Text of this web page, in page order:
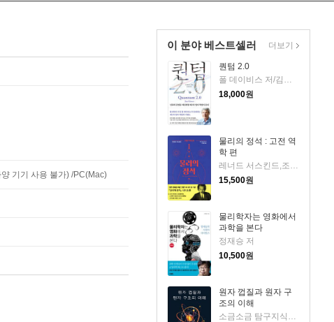
이 분야 베스트셀러
퀀텀 2.0
폴 데이비스 저/김영태 역
18,000원
물리의 정석 : 고전 역
학 편
레너드 서스킨드,조지 라보프스키 저/이종필 역
15,500원
물리학자는 영화에서
과학을 본다
정재승 저
10,500원
원자 껍질과 원자 구
조의 이해
소금소금 탐구지식팀 저
더보기
기기 사용 불가) /PC(Mac)